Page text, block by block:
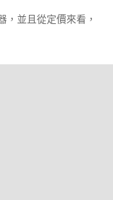
，並且從定價來看，